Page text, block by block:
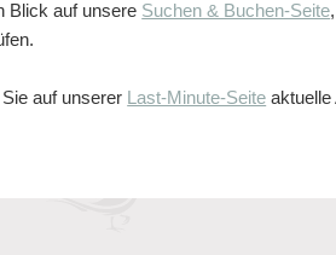
Blick auf unsere Suchen & Buchen-Seite
auf unserer Last-Minute-Seite aktuelle